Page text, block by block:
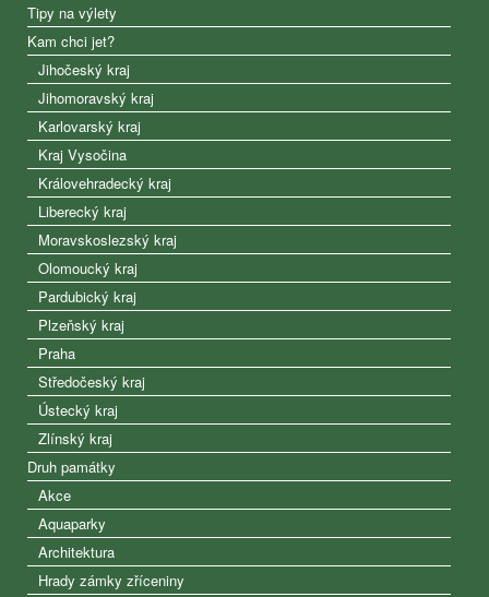
Tipy na výlety
Kam chci jet?
Jihočeský kraj
Jihomoravský kraj
Karlovarský kraj
Kraj Vysočina
Královehradecký kraj
Liberecký kraj
Moravskoslezský kraj
Olomoucký kraj
Pardubický kraj
Plzeňský kraj
Praha
Středočeský kraj
Ústecký kraj
Zlínský kraj
Druh památky
Akce
Aquaparky
Architektura
Hrady zámky zříceniny